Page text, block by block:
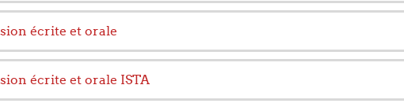
écrite et orale
écrite et orale ISTA